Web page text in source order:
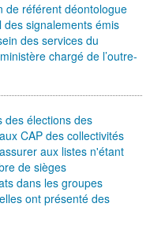
référent déontologue
signalements émis
des services du
chargé de l’outre-
des élections des
CAP des collectivités
aux listes n'étant
de sièges
dans les groupes
ont présenté des